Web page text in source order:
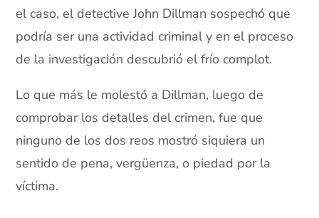
el caso, el detective John Dillman sospechó que
podría ser una actividad criminal y en el proceso
de la investigación descubrió el frío complot.
Lo que más le molestó a Dillman, luego de
comprobar los detalles del crimen, fue que
ninguno de los dos reos mostró siquiera un
sentido de pena, vergüenza, o piedad por la
víctima.